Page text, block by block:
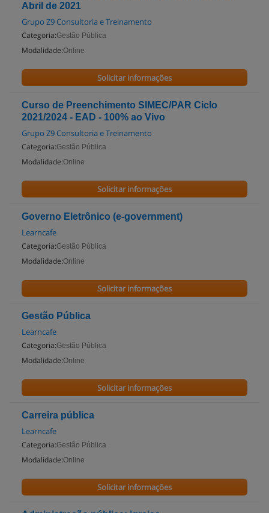
Abril de 2021
Grupo Z9 Consultoria e Treinamento
Categoria:Gestão Pública
Modalidade:Online
Solicitar informações
Curso de Preenchimento SIMEC/PAR Ciclo
2021/2024 - EAD - 100% ao Vivo
Grupo Z9 Consultoria e Treinamento
Categoria:Gestão Pública
Modalidade:Online
Solicitar informações
Governo Eletrônico (e-government)
Learncafe
Categoria:Gestão Pública
Modalidade:Online
Solicitar informações
Gestão Pública
Learncafe
Categoria:Gestão Pública
Modalidade:Online
Solicitar informações
Carreira pública
Learncafe
Categoria:Gestão Pública
Modalidade:Online
Solicitar informações